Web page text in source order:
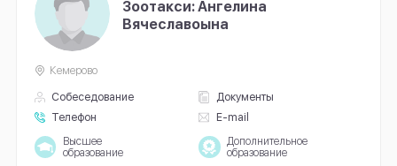
Зоотакси: Ангелина
Вячеславоына
Собеседование
Документы
Телефон
E-mail
Кемерово
Высшее
образование
Дополнительное
образование